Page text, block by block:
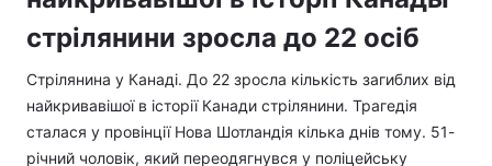
стрілянини зросла до 22 осіб
Стрілянина у Канаді. До 22 зросла кількість загиблих від
найкривавішої в історії Канади стрілянини. Трагедія
сталася у провінції Нова Шотландія кілька днів тому. 51-
річний чоловік, який переодягнувся у поліцейську